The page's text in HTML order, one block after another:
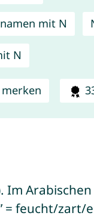
mit N
N
Im